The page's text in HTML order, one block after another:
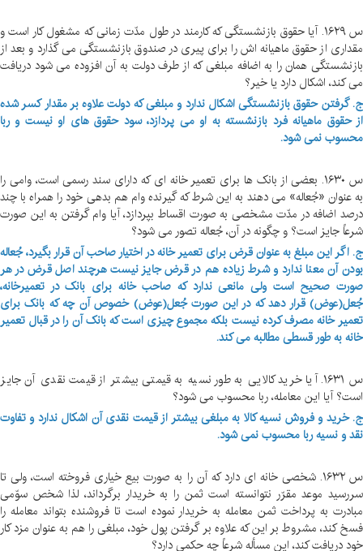
س ۱۶۲۹. آیا حقوق بازنشستگی که کارمند در طول مدّت زمانی که مشغول کار است و
مقداری از حقوق ماهیانه اش را برای پیری در صندوق بازنشستگی می گذارد و بعد از
بازنشستگی همان را به اضافه مبلغی که از طرف دولت به آن افزوده می شود دریافت
می کند، اشکال دارد یا خیر؟
ج. گرفتن حقوق بازنشستگی اشکال ندارد و مبلغی که دولت علاوه بر مقدار کسر شده
از حقوق ماهیانه فرد بازنشسته به او می پردازد، سود حقوق های او نیست و ربا
محسوب نمی شود.
س ۱۶۳۰. بعضی از بانک ها برای تعمیر خانه ای که دارای سند رسمی است، وامی را
به عنوان «جُعاله» می دهند به این شرط که گیرنده وام هم بدهی خود را همراه با چند
درصد اضافه در مدّت مشخصی به صورت اقساط بپردازد، آیا وام گرفتن به این صورت
شرعاً جایز است؟ و چگونه در آن، جُعاله تصور می شود؟
ج. اگر این مبلغ به عنوان قرض برای تعمیر خانه در اختیار صاحب آن قرار بگیرد، جُعاله
بودن آن معنا ندارد و شرط زیاده هم در قرض جایز نیست هرچند اصل قرض در هر
صورت صحیح است ولی مانعی ندارد که صاحب خانه برای بانک در تعمیرخانه،
جُعل(عوض) قرار دهد که در این صورت جُعل(عوض) خصوص آن چه که بانک برای
تعمیر خانه مصرف کرده نیست بلکه مجموع چیزی است که بانک آن را در قبال تعمیر
خانه به طور قسطی مطالبه می کند.
س ۱۶۳۱. آیا خرید کالایی به طور نسیه به قیمتی بیشتر از قیمت نقدی آن جایز
است؟ آیا این معامله، ربا محسوب می شود؟
ج. خرید و فروش نسیه کالا به مبلغی بیشتر از قیمت نقدی آن اشکال ندارد و تفاوت
نقد و نسیه ربا محسوب نمی شود.
س ۱۶۳۲. شخصی خانه ای دارد که آن را به صورت بیع خیاری فروخته است، ولی تا
سررسید موعد مقرّر نتوانسته است ثمن را به خریدار برگرداند، لذا شخص سوّمی
مبادرت به پرداخت ثمن معامله به خریدار نموده است تا فروشنده بتواند معامله را
فسخ کند، مشروط بر این که علاوه بر گرفتن پول خود، مبلغی را هم به عنوان مزد کار
خود دریافت کند، این مسأله شرعاً چه حکمی دارد؟